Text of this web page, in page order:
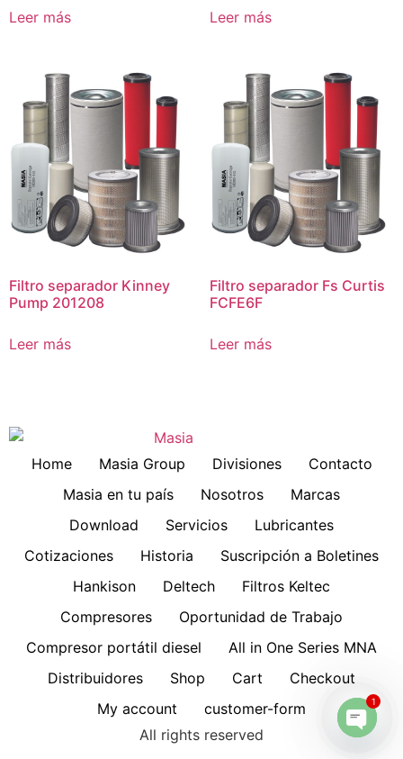
Leer más Leer más
Filtro separador Kinney
Pump 201208
Leer más
Filtro separador Fs Curtis
FCFE6F
Leer más
Home Masia Group Divisiones
Contacto
Masia en tu país
Nosotros
Marcas
Download
Servicios
Lubricantes
Cotizaciones
Historia
Suscripción a Boletines
Hankison
Deltech
Filtros Keltec
Compresores
Oportunidad de Trabajo
Compresor portátil diesel
All in One Series MNA
Distribuidores
Shop Cart
Checkout
My account
customer-form
All rights reserved
1